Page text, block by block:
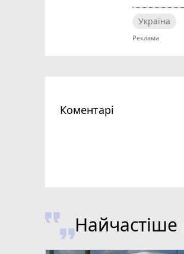
Україна
Коментарі
Найчастіше